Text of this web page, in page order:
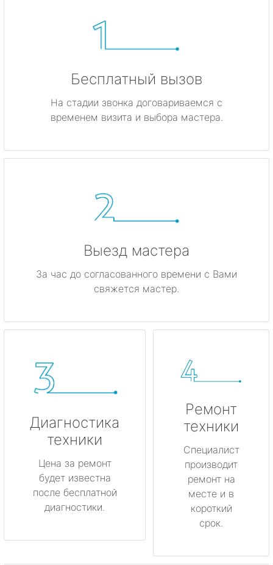
Бесплатный вызов
На стадии звонка договариваемся с
временем визита и выбора мастера.
Выезд мастера
За час до согласованного времени с Вами
свяжется мастер.
Диагностика
техники
Цена за ремонт
будет известна
после бесплатной
диагностики.
Ремонт
техники
Специалист
производит
ремонт на
месте и в
короткий
срок.